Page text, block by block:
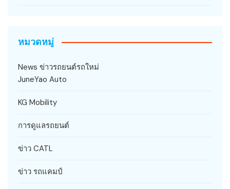
หมวดหมู่
News ข่าวรถยนต์รถใหม่
JuneYao Auto
KG Mobility
การดูแลรถยนต์
ข่าว CATL
ข่าว รถแคมป์